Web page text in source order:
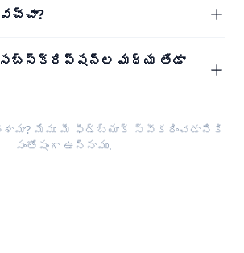
సబ్‌స్క్రిప్షన్‌ల మధ్య తేడా
మేము మీ ఫీడ్‌బ్యాక్ స్వీకరించడానికి
సంతోషంగా ఉన్నాము.